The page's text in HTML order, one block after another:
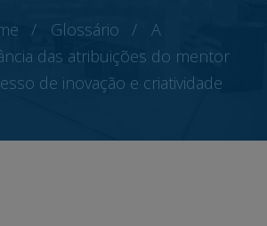
Glossário
A
das atribuições do mentor
de inovação e criatividade